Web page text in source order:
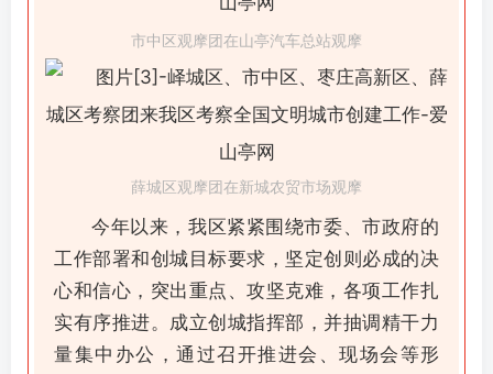
市中区观摩团在山亭汽车总站观摩
薛城区观摩团在新城农贸市场观摩
今年以来，我区紧紧围绕市委、市政府的
工作部署和创城目标要求，坚定创则必成的决
心和信心，突出重点、攻坚克难，各项工作扎
实有序推进。成立创城指挥部，并抽调精干力
量集中办公，通过召开推进会、现场会等形